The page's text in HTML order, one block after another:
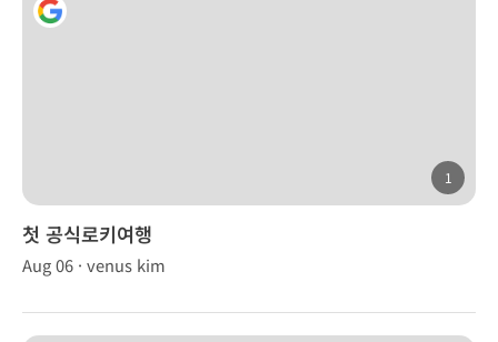
1
첫 공식로키여행
Aug 06 · venus kim